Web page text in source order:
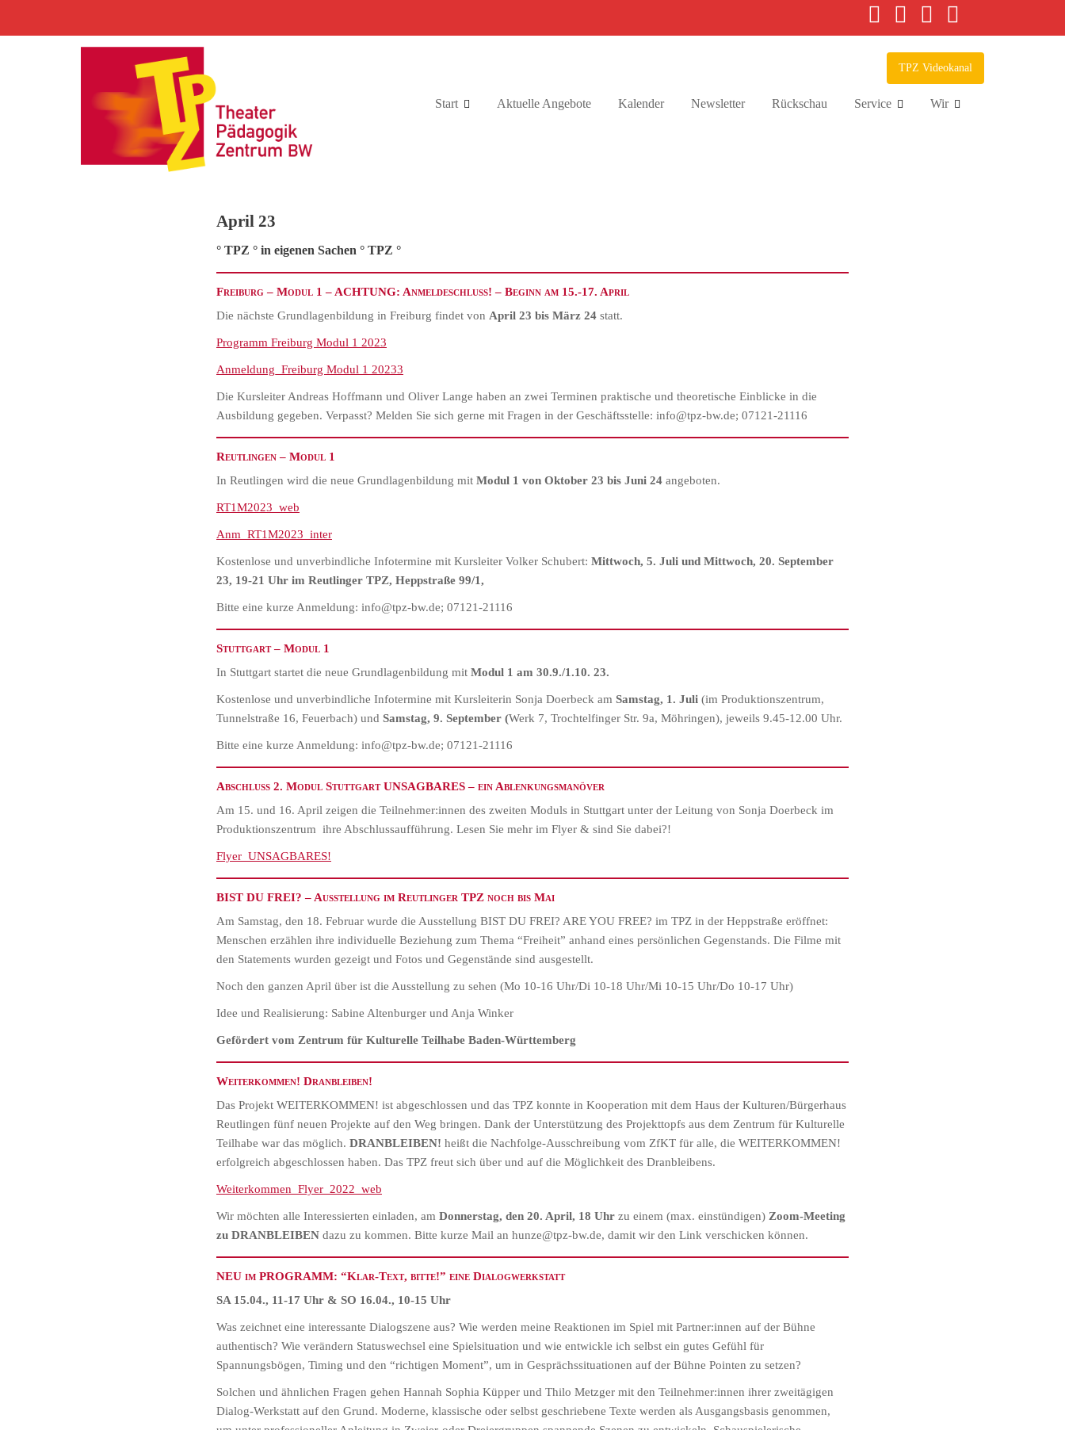
TPZ Videokanal
Start Aktuelle Angebote Kalender Newsletter Rückschau Service Wir
April 23
° TPZ ° in eigenen Sachen ° TPZ °
Freiburg – Modul 1 – ACHTUNG: Anmeldeschluss! – Beginn am 15.-17. April
Die nächste Grundlagenbildung in Freiburg findet von April 23 bis März 24 statt.
Programm Freiburg Modul 1 2023
Anmeldung_Freiburg Modul 1 20233
Die Kursleiter Andreas Hoffmann und Oliver Lange haben an zwei Terminen praktische und theoretische Einblicke in die
Ausbildung gegeben. Verpasst? Melden Sie sich gerne mit Fragen in der Geschäftsstelle: info@tpz-bw.de; 07121-21116
Reutlingen – Modul 1
In Reutlingen wird die neue Grundlagenbildung mit Modul 1 von Oktober 23 bis Juni 24 angeboten.
RT1M2023_web
Anm_RT1M2023_inter
Kostenlose und unverbindliche Infotermine mit Kursleiter Volker Schubert: Mittwoch, 5. Juli und Mittwoch, 20. September
23, 19-21 Uhr im Reutlinger TPZ, Heppstraße 99/1,
Bitte eine kurze Anmeldung: info@tpz-bw.de; 07121-21116
Stuttgart – Modul 1
In Stuttgart startet die neue Grundlagenbildung mit Modul 1 am 30.9./1.10. 23.
Kostenlose und unverbindliche Infotermine mit Kursleiterin Sonja Doerbeck am Samstag, 1. Juli (im Produktionszentrum,
Tunnelstraße 16, Feuerbach) und Samstag, 9. September (Werk 7, Trochtelfinger Str. 9a, Möhringen), jeweils 9.45-12.00 Uhr.
Bitte eine kurze Anmeldung: info@tpz-bw.de; 07121-21116
Abschluss 2. Modul Stuttgart UNSAGBARES – ein Ablenkungsmanöver
Am 15. und 16. April zeigen die Teilnehmer:innen des zweiten Moduls in Stuttgart unter der Leitung von Sonja Doerbeck im
Produktionszentrum ihre Abschlussaufführung. Lesen Sie mehr im Flyer & sind Sie dabei?!
Flyer_UNSAGBARES!
BIST DU FREI? – Ausstellung im Reutlinger TPZ noch bis Mai
Am Samstag, den 18. Februar wurde die Ausstellung BIST DU FREI? ARE YOU FREE? im TPZ in der Heppstraße eröffnet:
Menschen erzählen ihre individuelle Beziehung zum Thema “Freiheit” anhand eines persönlichen Gegenstands. Die Filme mit
den Statements wurden gezeigt und Fotos und Gegenstände sind ausgestellt.
Noch den ganzen April über ist die Ausstellung zu sehen (Mo 10-16 Uhr/Di 10-18 Uhr/Mi 10-15 Uhr/Do 10-17 Uhr)
Idee und Realisierung: Sabine Altenburger und Anja Winker
Gefördert vom Zentrum für Kulturelle Teilhabe Baden-Württemberg
Weiterkommen! Dranbleiben!
Das Projekt WEITERKOMMEN! ist abgeschlossen und das TPZ konnte in Kooperation mit dem Haus der Kulturen/Bürgerhaus
Reutlingen fünf neuen Projekte auf den Weg bringen. Dank der Unterstützung des Projekttopfs aus dem Zentrum für Kulturelle
Teilhabe war das möglich. DRANBLEIBEN! heißt die Nachfolge-Ausschreibung vom ZfKT für alle, die WEITERKOMMEN!
erfolgreich abgeschlossen haben. Das TPZ freut sich über und auf die Möglichkeit des Dranbleibens.
Weiterkommen_Flyer_2022_web
Wir möchten alle Interessierten einladen, am Donnerstag, den 20. April, 18 Uhr zu einem (max. einstündigen) Zoom-Meeting
zu DRANBLEIBEN dazu zu kommen. Bitte kurze Mail an hunze@tpz-bw.de, damit wir den Link verschicken können.
NEU im PROGRAMM: “Klar-Text, bitte!” eine Dialogwerkstatt
SA 15.04., 11-17 Uhr & SO 16.04., 10-15 Uhr
Was zeichnet eine interessante Dialogszene aus? Wie werden meine Reaktionen im Spiel mit Partner:innen auf der Bühne
authentisch? Wie verändern Statuswechsel eine Spielsituation und wie entwickle ich selbst ein gutes Gefühl für
Spannungsbögen, Timing und den “richtigen Moment”, um in Gesprächssituationen auf der Bühne Pointen zu setzen?
Solchen und ähnlichen Fragen gehen Hannah Sophia Küpper und Thilo Metzger mit den Teilnehmer:innen ihrer zweitägigen
Dialog-Werkstatt auf den Grund. Moderne, klassische oder selbst geschriebene Texte werden als Ausgangsbasis genommen,